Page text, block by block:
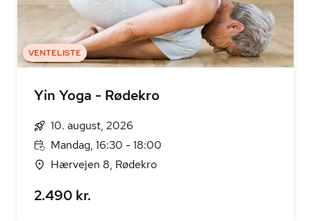
VENTELISTE
Yin Yoga - Rødekro
10. august, 2026
Mandag, 16:30 - 18:00
Hærvejen 8, Rødekro
2.490 kr.